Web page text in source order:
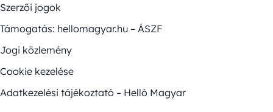
Szerzői jogok
Támogatás: hellomagyar.hu – ÁSZF
Jogi közlemény
Cookie kezelése
Adatkezelési tájékoztató – Helló Magyar